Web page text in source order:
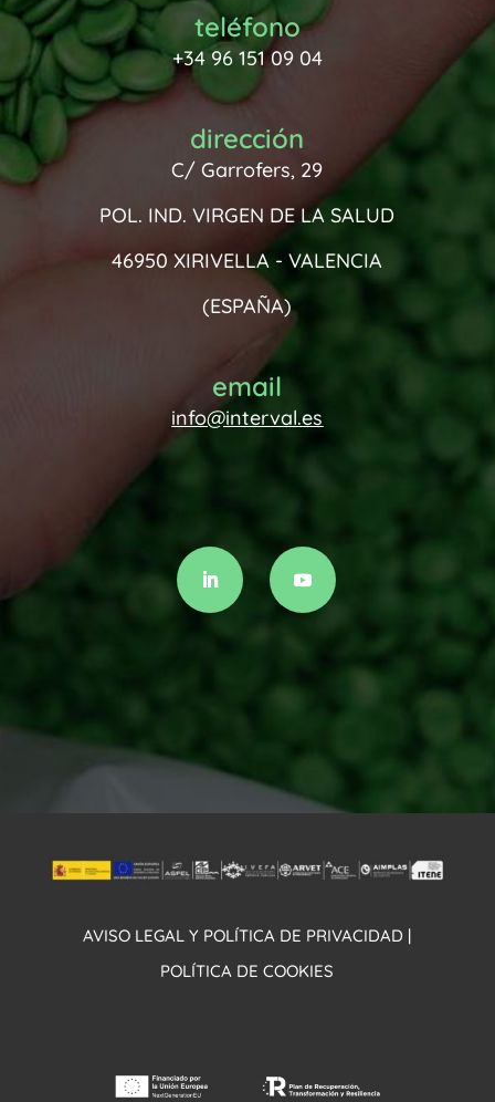
teléfono
+34 96 151 09 04
dirección
C/ Garrofers, 29
POL. IND. VIRGEN DE LA SALUD
46950XIRIVELLA - VALENCIA
(ESPAÑA)
email
info@interval.es
AVISO LEGAL Y POLÍTICA DE PRIVACIDAD |
POLÍTICA DE COOKIES